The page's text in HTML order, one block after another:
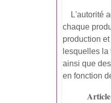
L'autorité
chaque
production
lesquelles
ainsi que
en fonction